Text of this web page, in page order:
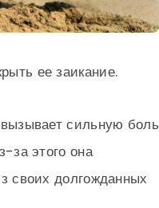
ее заикание.
сильную боль
за этого она
своих долгожданных